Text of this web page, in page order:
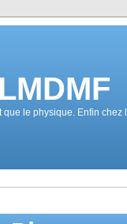
le physique. Enfin